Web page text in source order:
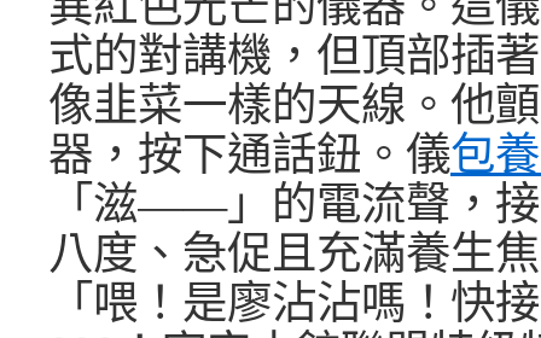
式的對講機，但頂部插
像韭菜一樣的天線。他
器，按下通話鈕。儀包
「滋——」的電流聲，
八度、急促且充滿養生
「喂！是廖沾沾嗎！快